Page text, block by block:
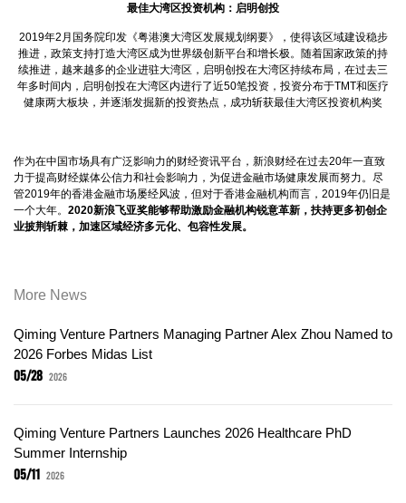
最佳大湾区投资机构：启明创投
2019年2月国务院印发《粤港澳大湾区发展规划纲要》，使得该区域建设稳步
推进，政策支持打造大湾区成为世界级创新平台和增长极。随着国家政策的持
续推进，越来越多的企业进驻大湾区，启明创投在大湾区持续布局，在过去三
年多时间内，启明创投在大湾区内进行了近50笔投资，投资分布于TMT和医疗
健康两大板块，并逐渐发掘新的投资热点，成功斩获最佳大湾区投资机构奖
作为在中国市场具有广泛影响力的财经资讯平台，新浪财经在过去20年一直致
力于提高财经媒体公信力和社会影响力，为促进金融市场健康发展而努力。尽
管2019年的香港金融市场屡经风波，但对于香港金融机构而言，2019年仍旧是
一个大年。 2020新浪飞亚奖能够帮助激励金融机构锐意革新，扶持更多初创企
业披荆斩棘，加速区域经济多元化、包容性发展。
More News
Qiming Venture Partners Managing Partner Alex Zhou Named to
2026 Forbes Midas List
05/28 2026
Qiming Venture Partners Launches 2026 Healthcare PhD
Summer Internship
05/11 2026